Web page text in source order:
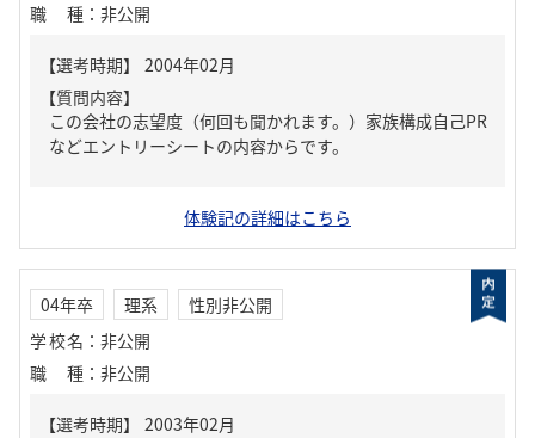
職種 ： 非公開
【質問内容】
この会社の志望度（何回も聞かれます。）家族構成自己PR
などエントリーシートの内容からです。
体験記の詳細はこちら
04年卒 理系
性別非公開
学校名 ： 非公開
職種 ： 非公開